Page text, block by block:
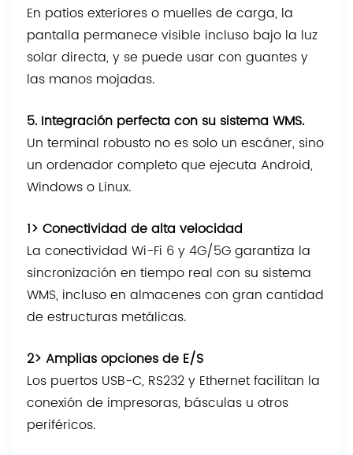
En patios exteriores o muelles de carga, la
pantalla permanece visible incluso bajo la luz
solar directa, y se puede usar con guantes y
las manos mojadas.
5. Integración perfecta con su sistema WMS.
Un terminal robusto no es solo un escáner, sino
un ordenador completo que ejecuta Android,
Windows o Linux.
1> Conectividad de alta velocidad
La conectividad Wi-Fi 6 y 4G/5G garantiza la
sincronización en tiempo real con su sistema
WMS, incluso en almacenes con gran cantidad
de estructuras metálicas.
2> Amplias opciones de E/S
Los puertos USB-C, RS232 y Ethernet facilitan la
conexión de impresoras, básculas u otros
periféricos.